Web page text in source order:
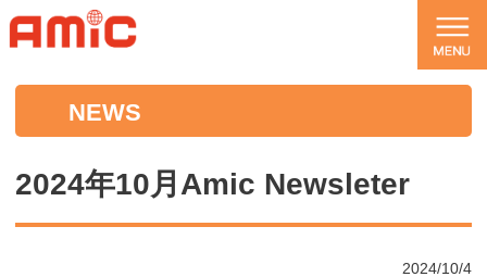
NEWS
2024年10月Amic Newsleter
2024/10/4